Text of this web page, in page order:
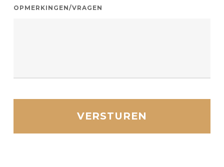
OPMERKINGEN/VRAGEN